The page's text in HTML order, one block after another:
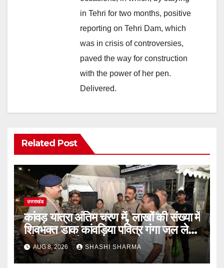
in Tehri for two months, positive
reporting on Tehri Dam, which
was in crisis of controversies,
paved the way for construction
with the power of her pen.
Delivered.
Related Post
उत्तराखंड
कांवड़ यात्रा अंतिम चरण में, लाखों की संख्या में
शिवभक्त डाक कांवड़िया पवित्र गंगा जल लेने
हरिद्वार पहुंच रहे
AUG 8, 2026 SHASHI SHARMA